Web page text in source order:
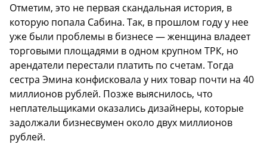
Отметим, это не первая скандальная история, в
которую попала Сабина. Так, в прошлом году у нее
уже были проблемы в бизнесе — женщина владеет
торговыми площадями в одном крупном ТРК, но
арендатели перестали платить по счетам. Тогда
сестра Эмина конфисковала у них товар почти на 40
миллионов рублей. Позже выяснилось, что
неплательщиками оказались дизайнеры, которые
задолжали бизнесвумен около двух миллионов
рублей.